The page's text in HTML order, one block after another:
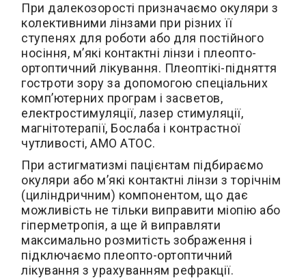
При далекозорості призначаємо окуляри з
колективними лінзами при різних її
ступенях для роботи або для постійного
носіння, м’які контактні лінзи і плеопто-
ортоптичний лікування. Плеоптікі-підняття
гостроти зору за допомогою спеціальних
комп’ютерних програм і засветов,
електростимуляції, лазер стимуляції,
магнітотерапії, Бослаба і контрастної
чутливості, АМО АТОС.
При астигматизмі пацієнтам підбираємо
окуляри або м’які контактні лінзи з торічнім
(циліндричним) компонентом, що дає
можливість не тільки виправити міопію або
гіперметропія, а ще й виправляти
максимально розмитість зображення і
підключаємо плеопто-ортоптичний
лікування з урахуванням рефракції.